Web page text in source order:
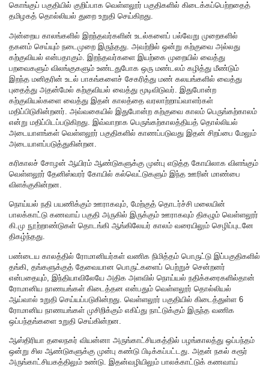
கொங்குப் பகுதியில் குறிப்பாக வெள்ளலூர் பகுதிகளில் கிடைக்கப்பெற்றதைத்
தமிழகத் தொல்லியல் துறை உறுதி செய்கிறது.
அன்றைய காலங்களில் இறந்தவர்களின் உடல்களைப் பல்வேறு முறைகளில்
தகனம் செய்யும் நடைமுறை இருந்தது. அவற்றில் ஒன்று கற்குவை அல்லது
கற்குவியல் என்பதாகும். இறந்தவர்களை இயற்கை முறையில் வைத்து
பறவைகளும் விலங்குகளும் உண்டதுபோக ஒரு மண்டலம் கழித்து மீண்டும்
இறந்த மனிதரின் உடல் பாகங்களைச் சேகரித்து மண் கலயங்களில் வைத்து
புதைத்து அதன்மேல் கற்குவியல் வைத்து மூடிவிடுவர். இதுபோன்ற
கற்குவியல்களை வைத்து இதன் காலத்தை வரலாற்றாய்வாளர்கள்
மதிப்பிடுகின்றனர். அவ்வகையில் இதுபோன்ற கற்குவை காலம் பெருங்கற்காலம்
என்று மதிப்பிடப்படுகிறது. இவ்வாறாக பெருங்கற்காலத்தியத் தொல்லியல்
அடையாளங்கள் வெள்ளலூர் பகுதிகளில் காணப்படுவது இதன் சிறப்பை மேலும்
அடையாளப்படுத்துகின்றன.
கரிகாலச் சோழன் ஆயிரம் ஆண்டுகளுக்கு முன்பு எடுத்த கோயிலாக விளங்கும்
வெள்ளலூர் தேனிஸ்வரர் கோயில் கல்வெட்டுகளும் இந்த ஊரின் மாண்பை
விளக்குகின்றன.
நொய்யல் நதி பயணிக்கும் ஊராகவும், மேற்குத் தொடர்ச்சி மலையின்
பாலக்காட்டு கணவாய் பகுதி அருகில் இருக்கும் ஊராகவும் திகழும் வெள்ளலூர்
கி.மு நூற்றாண்டுகள் தொடங்கி ஆங்கிலேயர் காலம் வரையிலும் செழிப்புடனே
திகழ்ந்தது.
பண்டைய காலத்தில் ரோமானியர்கள் வணிக நிமித்தம் பொருட்டு இப்பகுதிகளில்
தங்கி, தங்களுக்குத் தேவையான பொருட்களைப் பெற்றுச் சென்றனர்
என்பதையும், இந்தியாவிலேயே அதிக அளவில் நொய்யல் நதிக்கரைகளில்தான்
ரோமானிய நாணயங்கள் கிடைத்தன என்பதும் வெள்ளலூர் தொல்லியல்
ஆய்வால் உறுதி செய்யப்படுகின்றது. வெள்ளலூர் பகுதியில் கிடைத்துள்ள 6
ரோமானிய நாணயங்கள் முசிறிக்கும் எகிப்து நாட்டுக்கும் இருந்த வணிக
ஒப்பந்தங்களை உறுதி செய்கின்றன.
ஆஸ்திரியா தலைநகர் வியன்னா அருங்காட்சியகத்தில் பழங்காலத்து ஒப்பந்தம்
ஒன்று சில ஆண்டுகளுக்கு முன்பு கண்டு பிடிக்கப்பட்டது. அதன் நகல் கரூர்
அருங்காட்சியகத்திலும் உண்டு. இதன்வழியிலும் பாலக்காட்டுக் கணவாய்